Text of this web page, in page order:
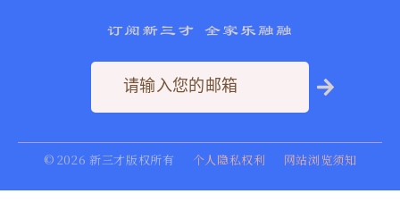
订阅新三才 全家乐融融
© 2026 新三才版权所有 个人隐私权利 网站浏览须知